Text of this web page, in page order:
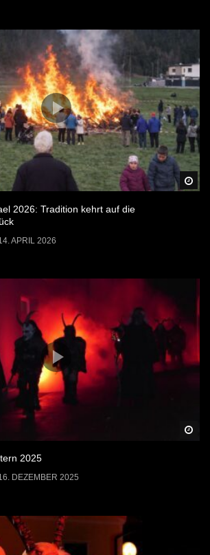
2026: Tradition kehrt auf die
APRIL 2026
2025
DEZEMBER 2025